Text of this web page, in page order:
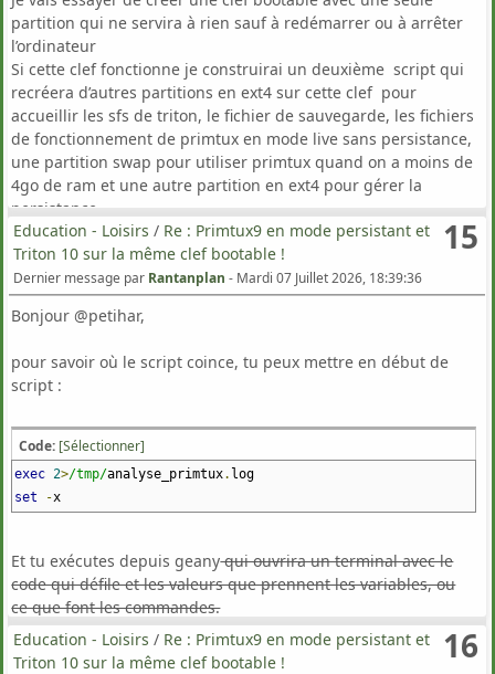
[/chemin/nom_du_fichier.txt ou log] et à l'analyser pour
modifier le programme afin qu'il fonctionnât comme il faut.
Cependant, vous aurez probablement envie de vous donner
les moyens d'affiner le débogage.
Par exemple, vous aurez peut-être envie de connaître si une
variable n'est pas définie.
Dans ce cas, à la suite du shebang, ajoutez -u, comme ceci :
Code:[Sélectionner]
#! /bin/bash -u
ou, il est possible de l'insérer au début du script :
Code:[Sélectionner]
set - u
Pour vérifier les erreurs logiques du script, de la même
manière que ci-dessus, on pourra ajouter à la suite du
Code:[Sélectionner]
#! /bin/bash -x
ou, insérer au début du script :
partition qui ne servira à rien sauf à redémarrer ou à arrêter
l’ordinateur
Si cette clef fonctionne je construirai un deuxième script qui
recréera d’autres partitions en ext4 sur cette clef pour
accueillir les sfs de triton, le fichier de sauvegarde, les fichiers
de fonctionnement de primtux en mode live sans persistance,
une partition swap pour utiliser primtux quand on a moins de
4go de ram et une autre partition en ext4 pour gérer la
persistance.
@petihar
Est ce que ton pc est capable de booter en mode legacy ?
https://share.gemini.google/SedJnhWRNn85
Attention gemini ne donne pas toujours des réponses exactes
15
Education - Loisirs / Re : Primtux9 en mode persistant et
Triton 10 sur la même clef bootable !
Dernier message par Rantanplan - Mardi 07 Juillet 2026, 18:39:36
Bonjour @petihar,
pour savoir où le script coince, tu peux mettre en début de
script :
Code: [Sélectionner]
exec 2>/tmp/analyse_primtux. log
set
-x
Et tu exécutes depuis geanyqui ouvrira un terminal avec le
code qui défile et les valeurs que prennent les variables, ou
ce que font les commandes.
Il reste à ouvrir /tmp/analyse_primtux.log et l'analyserle
terminal de contrôle
pour tenter de voir ce qui ne va pas. 16
Education - Loisirs / Re : Primtux9 en mode persistant et
Triton 10 sur la même clef bootable !